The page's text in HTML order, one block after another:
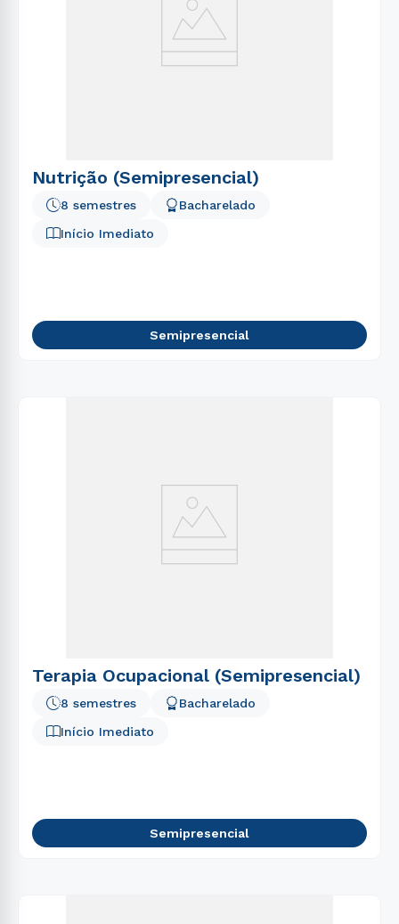
Nutrição (Semipresencial)
Bacharelado
Início Imediato
8 semestres
Semipresencial
Terapia Ocupacional (Semipresencial)
Bacharelado
Início Imediato
8 semestres
Semipresencial